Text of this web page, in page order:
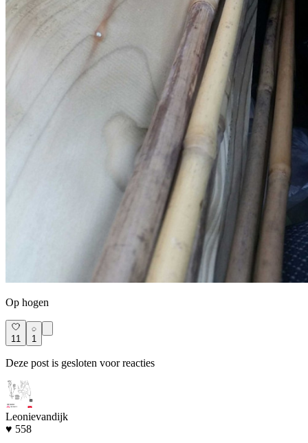
Op hogen
11 1
Deze post is gesloten voor reacties
Leonievandijk
♥ 558